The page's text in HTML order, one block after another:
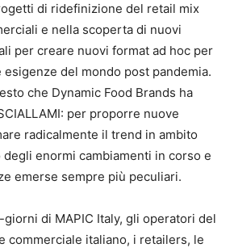
di ridefinizione del retail mix
e nella scoperta di nuovi
per creare nuovi format ad hoc per
del mondo post pandemia.
che Dynamic Food Brands ha
per proporre nuove
radicalmente il trend in ambito
enormi cambiamenti in corso e
emerse sempre più peculiari.
di MAPIC Italy, gli operatori del
commerciale italiano, i retailers, le